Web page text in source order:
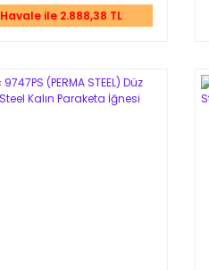
Havale ile 2.888,38 TL